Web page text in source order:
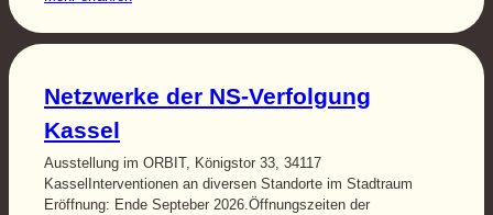
Netzwerke der NS-Verfolgung
Kassel
Ausstellung im ORBIT, Königstor 33, 34117
KasselInterventionen an diversen Standorte im Stadtraum
Eröffnung: Ende Septeber 2026.Öffnungszeiten der